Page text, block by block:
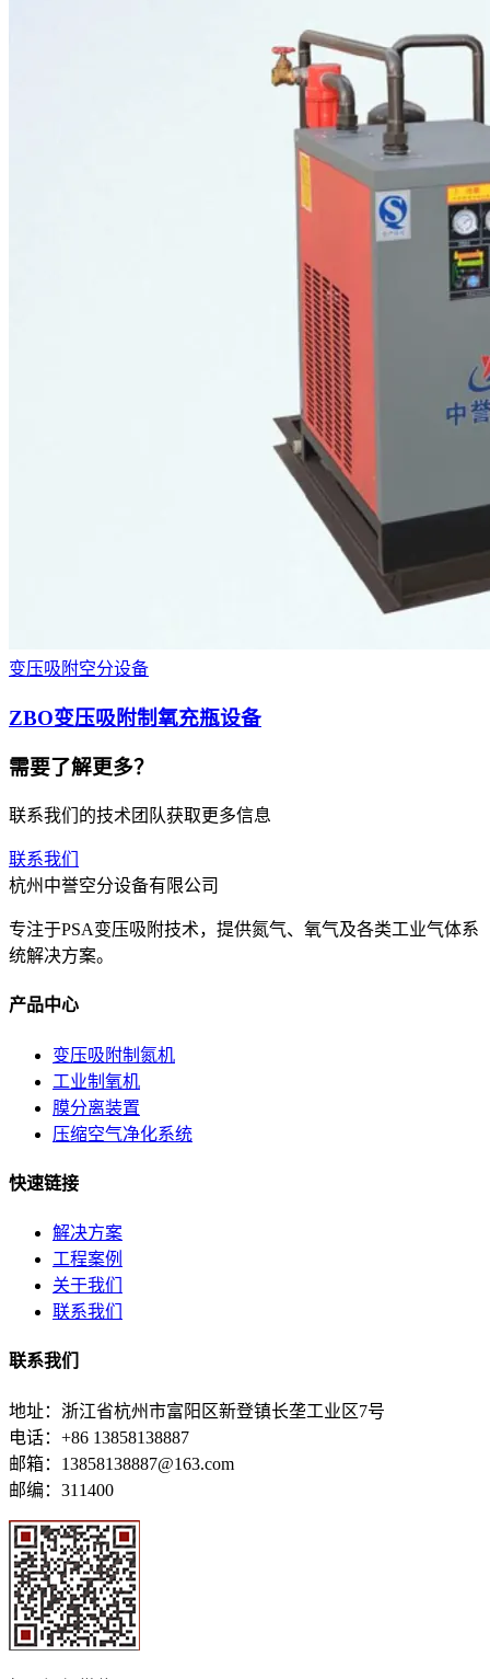
变压吸附空分设备
ZBO变压吸附制氧充瓶设备
需要了解更多？
联系我们的技术团队获取更多信息
联系我们
杭州中誉空分设备有限公司
专注于PSA变压吸附技术，提供氮气、氧气及各类工业气体系
统解决方案。
产品中心
变压吸附制氮机
工业制氧机
膜分离装置
压缩空气净化系统
快速链接
解决方案
工程案例
关于我们
联系我们
联系我们
地址：浙江省杭州市富阳区新登镇长垄工业区7号
电话：+86 13858138887
邮箱：13858138887@163.com
邮编：311400